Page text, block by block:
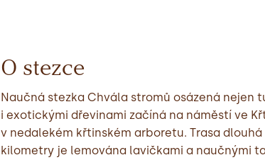
O stezce
Naučná stezka Chvála stromů osázená nejen
i exotickými dřevinami začíná na náměstí ve
v nedalekém křtinském arboretu. Trasa
kilometry je lemována lavičkami a naučnými